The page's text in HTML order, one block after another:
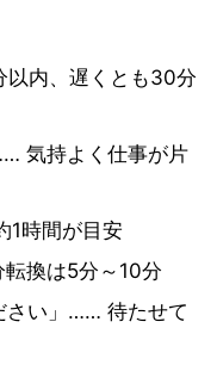
以内、遅くとも30分
気持よく仕事が片
1時間が目安
換は5分～10分
さい」…… 待たせて